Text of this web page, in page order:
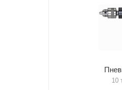
10